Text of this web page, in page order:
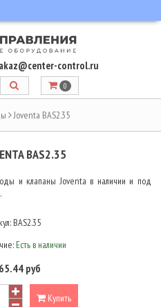
control.ru
0
Joventa BAS2.35
BAS2.35
и клапаны Joventa в наличии и под
BAS2.35
Есть в наличии
руб
Купить